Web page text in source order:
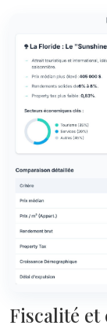
Fiscalité